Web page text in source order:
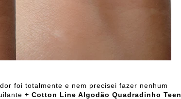
foi totalmente e nem precisei fazer nenhum
+ Cotton Line Algodão Quadradinho Teen